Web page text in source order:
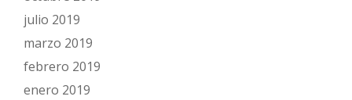
julio 2019
marzo 2019
febrero 2019
enero 2019